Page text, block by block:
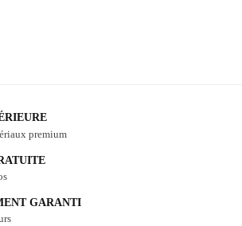
premium
GARANTI